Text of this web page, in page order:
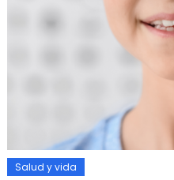
Salud y vida